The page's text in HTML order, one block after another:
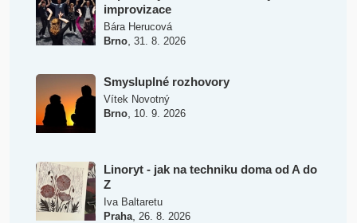
improvizace
Bára Herucová
Brno, 31. 8. 2026
Smysluplné rozhovory
Vítek Novotný
Brno, 10. 9. 2026
Linoryt - jak na techniku doma od A do
Z
Iva Baltaretu
Praha, 26. 8. 2026